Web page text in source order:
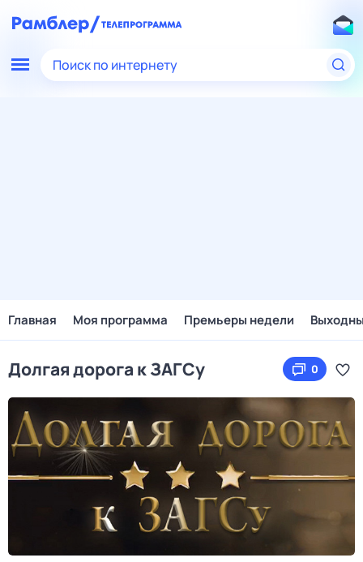
Поиск по интернету
Главная Моя программа Премьеры недели
Долгая дорога к ЗАГСу 0